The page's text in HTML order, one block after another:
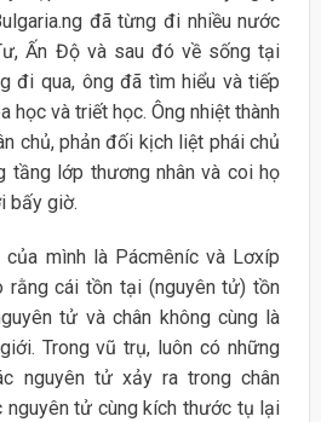
đã từng đi nhiều nước
Ấn Độ và sau đó về sống tại
đi qua, ông đã tìm hiểu và tiếp
học và triết học. Ông nhiệt thành
chủ, phản đối kịch liệt phái chủ
tầng lớp thương nhân và coi họ
bấy giờ.
mình là Pácmêníc và Lơxíp
rằng cái tồn tại (nguyên tử) tồn
tử và chân không cùng là
Trong vũ trụ, luôn có những
nguyên tử xảy ra trong chân
nguyên tử cùng kích thước tụ lại